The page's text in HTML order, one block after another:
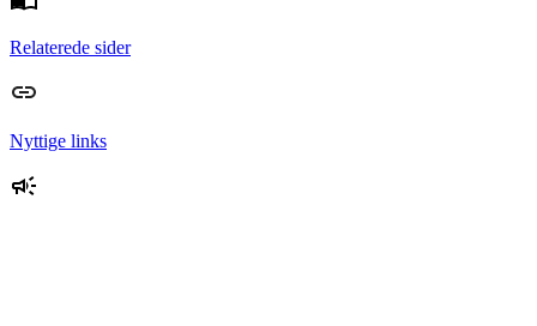
Relaterede sider
Nyttige links